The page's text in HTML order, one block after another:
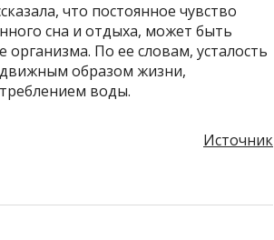
что постоянное чувство
сна и отдыха, может быть
По ее словам, усталость
образом жизни,
воды.
Источник